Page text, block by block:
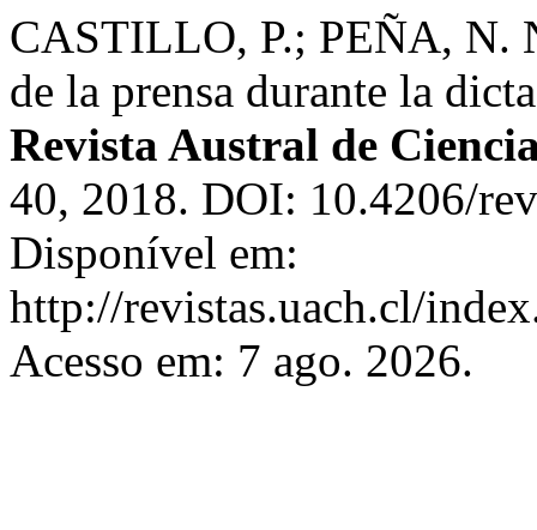
CASTILLO, P.; PEÑA, N.
de la prensa durante la
Revista Austral de
40, 2018. DOI: 10.4206/
Disponível em:
http://revistas.uach.cl/
Acesso em: 7 ago. 2026.